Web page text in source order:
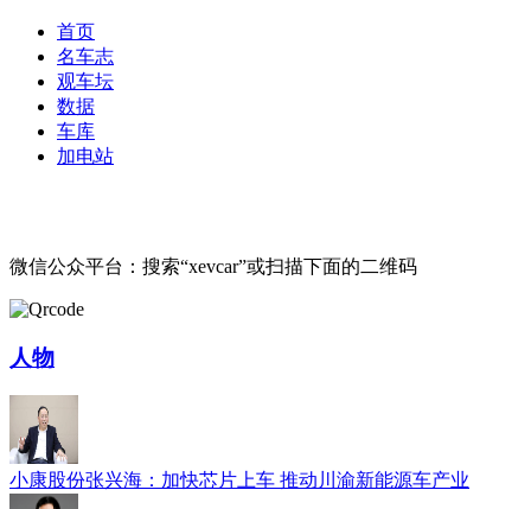
首页
名车志
观车坛
数据
车库
加电站
微信公众平台：搜索“xevcar”或扫描下面的二维码
人物
小康股份张兴海：加快芯片上车 推动川渝新能源车产业